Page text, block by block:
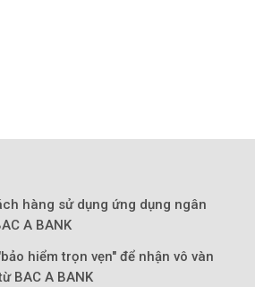
hàng sử dụng ứng dụng ngân
A BANK
hiểm trọn vẹn" để nhận vô vàn
BAC A BANK